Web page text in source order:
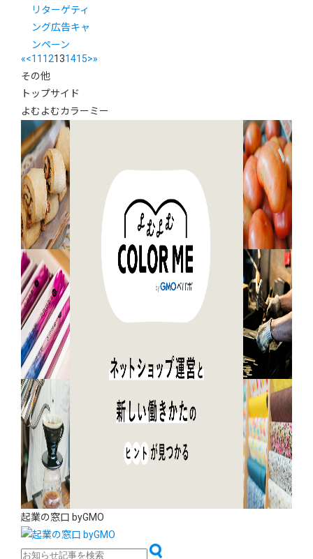
リターゲティ
ング広告キャ
ンペーン
«<11 12131415>»
その他
トップサイド
よむよむカラーミー
起業の窓口 byGMO